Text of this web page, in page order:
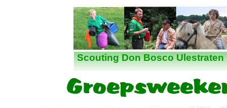
Nieuws
Scouting Don Bosco Ulestraten